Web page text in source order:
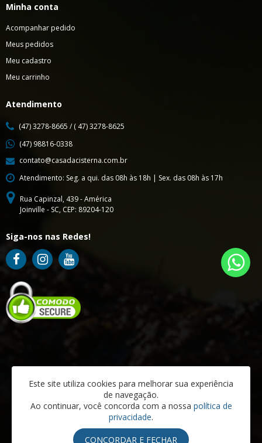
Minha conta
Acompanhar pedido
Meus pedidos
Meu cadastro
Meu carrinho
Atendimento
(47) 3278-8665 / ( 47) 3278-8625
(47) 98816-0338
contato@casadacisterna.com.br
Atendimento: Seg. a qui. das 08h às 18h | Sex. das 08h às 17h
Rua Capinzal, 439 - América
Joinville - SC, CEP: 89204-120
Siga-nos nas Redes!
CASA DA CISTERNA COMERCIO VAREJISTA E INSTALACOES LTDA | CNPJ:
Este site utiliza cookies para melhorar sua experiência
de navegação.
Ao continuar, você concorda com a nossa política de
privacidade.
CONCORDAR E FECHAR